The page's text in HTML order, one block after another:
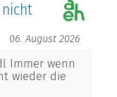
06. August 2026
Immer wenn
wieder die